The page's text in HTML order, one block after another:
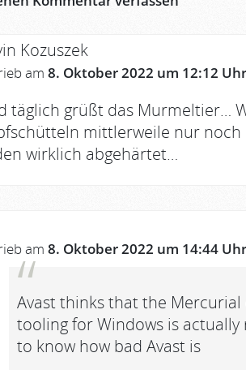
Kozuszek
am 8. Oktober 2022 um 12:12 Uhr
täglich grüßt das Murmeltier…
mittlerweile nur noch
wirklich abgehärtet…
am 8. Oktober 2022 um 14:44 Uhr
Avast thinks that the
tooling for Windows is actually
to know how bad Avast is